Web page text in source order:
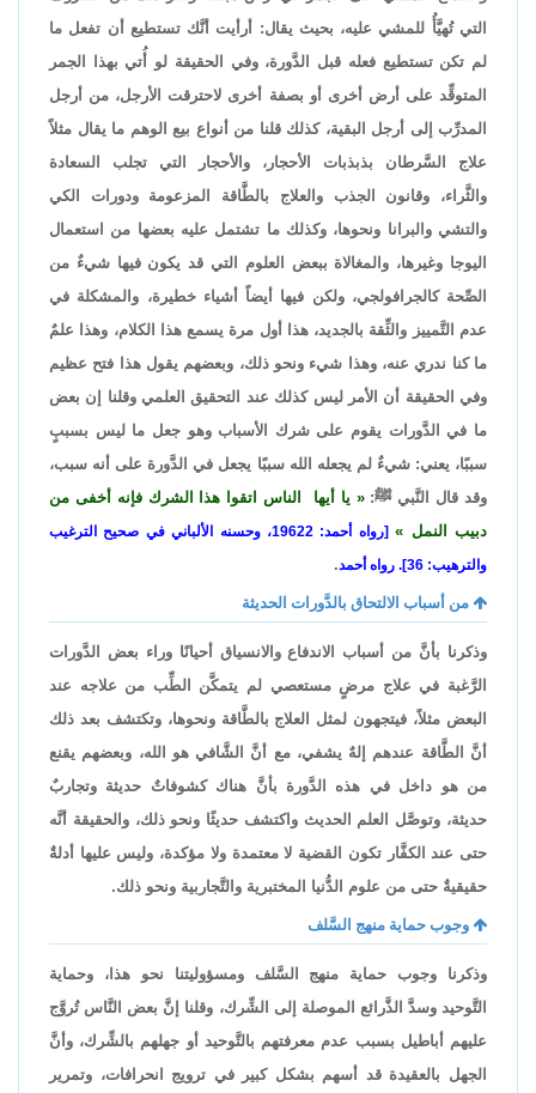
التي تُهيَّأُ للمشي عليه، بحيث يقال: أرأيت أنَّك تستطيع أن تفعل ما
لم تكن تستطيع فعله قبل الدَّورة، وفي الحقيقة لو أُتي بهذا الجمر
المتوقِّد على أرض أخرى أو بصفة أخرى لاحترقت الأرجل، من أرجل
المدرِّب إلى أرجل البقية، كذلك قلنا من أنواع بيع الوهم ما يقال مثلاً
علاج السَّرطان بذبذبات الأحجار، والأحجار التي تجلب السعادة
والثَّراء، وقانون الجذب والعلاج بالطَّاقة المزعومة ودورات الكي
والتشي والبرانا ونحوها، وكذلك ما تشتمل عليه بعضها من استعمال
اليوجا وغيرها، والمغالاة ببعض العلوم التي قد يكون فيها شيءٌ من
الصِّحة كالجرافولجي، ولكن فيها أيضاً أشياء خطيرة، والمشكلة في
عدم التَّمييز والثِّقة بالجديد، هذا أول مرة يسمع هذا الكلام، وهذا علمٌ
ما كنا ندري عنه، وهذا شيء ونحو ذلك، وبعضهم يقول هذا فتح عظيم
وفي الحقيقة أن الأمر ليس كذلك عند التحقيق العلمي وقلنا إن بعض
ما في الدَّورات يقوم على شرك الأسباب وهو جعل ما ليس بسببٍ
سببًا، يعني: شيءٌ لم يجعله الله سببًا يجعل في الدَّورة على أنه سبب،
وقد قال النَّبي ﷺ:
يا أيها الناس اتقوا هذا الشرك فإنه أخفى من
دبيب النمل
[رواه أحمد: 19622، وحسنه الألباني في صحيح الترغيب
والترهيب: 36]. رواه أحمد
.
من أسباب الالتحاق بالدَّورات الحديثة
وذكرنا بأنَّ من أسباب الاندفاع والانسياق أحيانًا وراء بعض الدَّورات
الرَّغبة في علاج مرضٍ مستعصي لم يتمكَّن الطِّب من علاجه عند
البعض مثلاً، فيتجهون لمثل العلاج بالطَّاقة ونحوها، وتكتشف بعد ذلك
أنَّ الطَّاقة عندهم إلهٌ يشفي، مع أنَّ الشَّافي هو الله، وبعضهم يقنع
من هو داخل في هذه الدَّورة بأنَّ هناك كشوفاتٌ حديثة وتجاربٌ
حديثة، وتوصَّل العلم الحديث واكتشف حديثًا ونحو ذلك، والحقيقة أنَّه
حتى عند الكفَّار تكون القضية لا معتمدة ولا مؤكدة، وليس عليها أدلةٌ
حقيقيةٌ حتى من علوم الدُّنيا المختبرية والتَّجاربية ونحو ذلك.
وجوب حماية منهج السَّلف
وذكرنا وجوب حماية منهج السَّلف ومسؤوليتنا نحو هذا، وحماية
التَّوحيد وسدَّ الذَّرائع الموصلة إلى الشِّرك، وقلنا إنَّ بعض النَّاس تُروَّج
عليهم أباطيل بسبب عدم معرفتهم بالتَّوحيد أو جهلهم بالشِّرك، وأنَّ
الجهل بالعقيدة قد أسهم بشكل كبير في ترويج انحرافات، وتمرير